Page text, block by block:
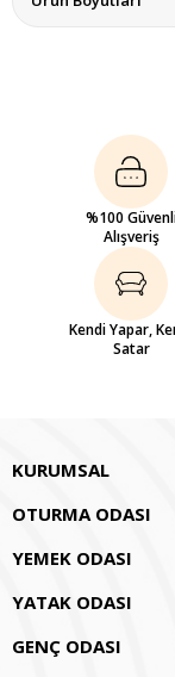
%100
Alışveriş
Kendi Yapar,
Satar
KURUMSAL
OTURMA ODASI
YEMEK ODASI
YATAK ODASI
GENÇ ODASI